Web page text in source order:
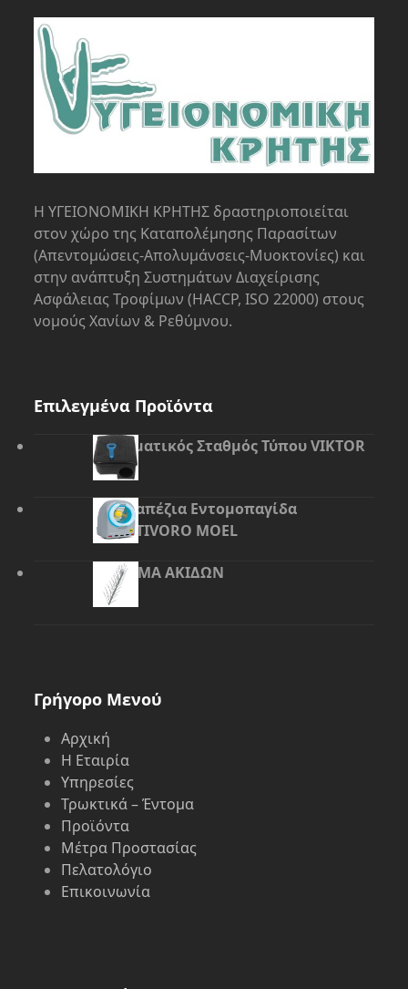
Η ΥΓΕΙΟΝΟΜΙΚΗ ΚΡΗΤΗΣ δραστηριοποιείται
στον χώρο της Kαταπολέμησης Παρασίτων
(Απεντομώσεις-Απολυμάνσεις-Μυοκτονίες) και
στην ανάπτυξη Συστημάτων Διαχείρισης
Ασφάλειας Τροφίμων (HACCP, ISO 22000) στους
νομούς Χανίων & Ρεθύμνου.
Επιλεγμένα Προϊόντα
Δολωματικός Σταθμός Τύπου VIKTOR
Επιτραπέζια Εντομοπαγίδα
ΙNSECTIVORO MOEL
ΣΥΣΤΗΜΑ ΑΚΙΔΩΝ
Γρήγορο Μενού
Αρχική
Η Εταιρία
Υπηρεσίες
Τρωκτικά – Έντομα
Προϊόντα
Μέτρα Προστασίας
Πελατολόγιο
Επικοινωνία